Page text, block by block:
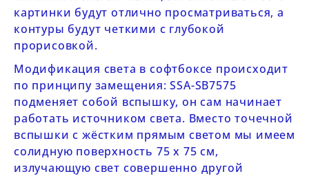
картинки будут отлично просматриваться, а
контуры будут четкими с глубокой
прорисовкой.
Модификация света в софтбоксе происходит
по принципу замещения:SSA-SB7575
подменяет собой вспышку, он сам начинает
работать источником света. Вместо точечной
вспышки с жёстким прямым светом мы имеем
солидную поверхность 75 х 75 см,
излучающую свет совершенно другой